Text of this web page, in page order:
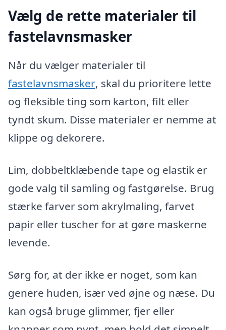
Vælg de rette materialer til
fastelavnsmasker
Når du vælger materialer til
fastelavnsmasker, skal du prioritere lette
og fleksible ting som karton, filt eller
tyndt skum. Disse materialer er nemme at
klippe og dekorere.
Lim, dobbeltklæbende tape og elastik er
gode valg til samling og fastgørelse. Brug
stærke farver som akrylmaling, farvet
papir eller tuscher for at gøre maskerne
levende.
Sørg for, at der ikke er noget, som kan
genere huden, især ved øjne og næse. Du
kan også bruge glimmer, fjer eller